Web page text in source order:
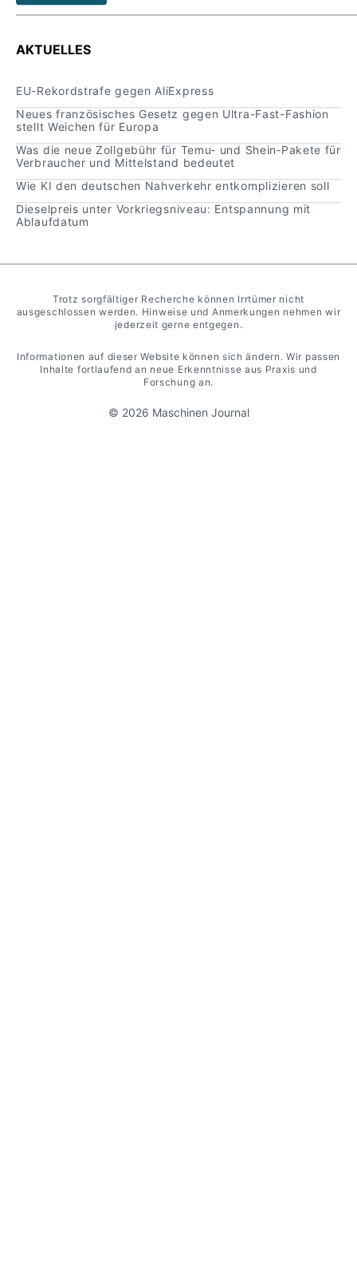
https://www.finanzen100.de/finanznachrichten/
sich-ihr-us-geschaeft-unter-trump-gewandelt-
hat_H845795961_d5c0fb22-994e-491e-be66-
15b02aefb44c_d5c0fb22-994e-491e-be66-
15b02aefb44c/
https://www.handelsblatt.com/unternehmen/in
dustrie/industriepolitik-warum-die-usa-gezielt-
um-deutsche-firmen-werben/100180035.html
snyder/
https://www.youtube.com/watch?
v=dfuo6fqnwQA
https://sloanreview.mit.edu/video/leaders-at-all-
levels-how-gore-thrives-with-zero-bosses/
https://www.plasticstoday.com/medical/gore-
AKTUELLES
EU-Rekordstrafe gegen AliExpress
Neues französisches Gesetz gegen Ultra-Fast-Fashion
stellt Weichen für Europa
Was die neue Zollgebühr für Temu‑ und Shein‑Pakete für
Verbraucher und Mittelstand bedeutet
Wie KI den deutschen Nahverkehr entkomplizieren soll
Dieselpreis unter Vorkriegsniveau: Entspannung mit
Ablaufdatum
Trotz sorgfältiger Recherche können Irrtümer nicht
ausgeschlossen werden. Hinweise und Anmerkungen nehmen wir
jederzeit gerne entgegen.
Informationen auf dieser Website können sich ändern. Wir passen
Inhalte fortlaufend an neue Erkenntnisse aus Praxis und
Forschung an.
© 2026 Maschinen Journal